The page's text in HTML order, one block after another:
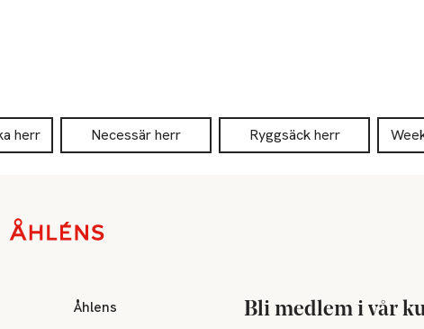
herr Necessär herr Ryggsäck herr
Åhlens
Bli medlem i vår